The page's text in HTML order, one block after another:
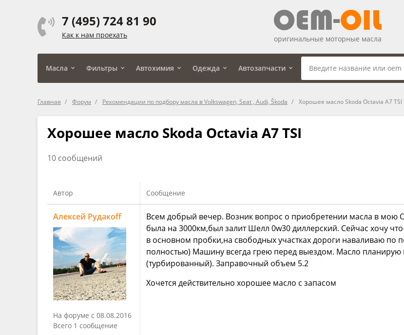
7 (495) 724 81 90
Как к нам проехать оригинальные моторные масла
Масла Фильтры Автохимия Одежда Автозапчасти
Главная Форум Рекомендации по подбору масла в Volkswagen, Seat , Audi, Škoda Хорошее масло Skoda Octavia A7 TSI
Хорошее масло Skoda Octavia A7 TSI
10 сообщений
Автор Сообщение
Алексей Рудакоff
На форуме с 08.08.2016
Всего 1 сообщение
Всем добрый вечер. Возник вопрос о приобретении масла в мою
была на 3000км,был залит Шелл 0w30 диллерский. Сейчас хочу
в основном пробки,на свободных участках дороги наваливаю по
полностью) Машину всегда грею перед выездом. Масло планирую
(турбированный). Заправочный объем 5.2
Хочется действительно хорошее масло с запасом